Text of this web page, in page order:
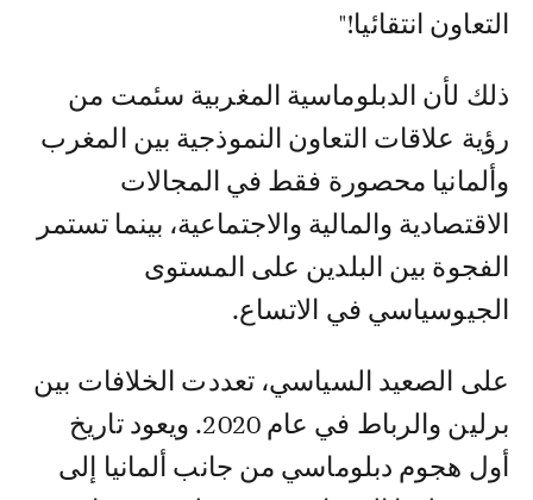
التعاون انتقائيا!"
ذلك لأن الدبلوماسية المغربية سئمت من
رؤية علاقات التعاون النموذجية بين المغرب
وألمانيا محصورة فقط في المجالات
الاقتصادية والمالية والاجتماعية، بينما تستمر
الفجوة بين البلدين على المستوى
الجيوسياسي في الاتساع.
على الصعيد السياسي، تعددت الخلافات بين
برلين والرباط في عام 2020. ويعود تاريخ
أول هجوم دبلوماسي من جانب ألمانيا إلى